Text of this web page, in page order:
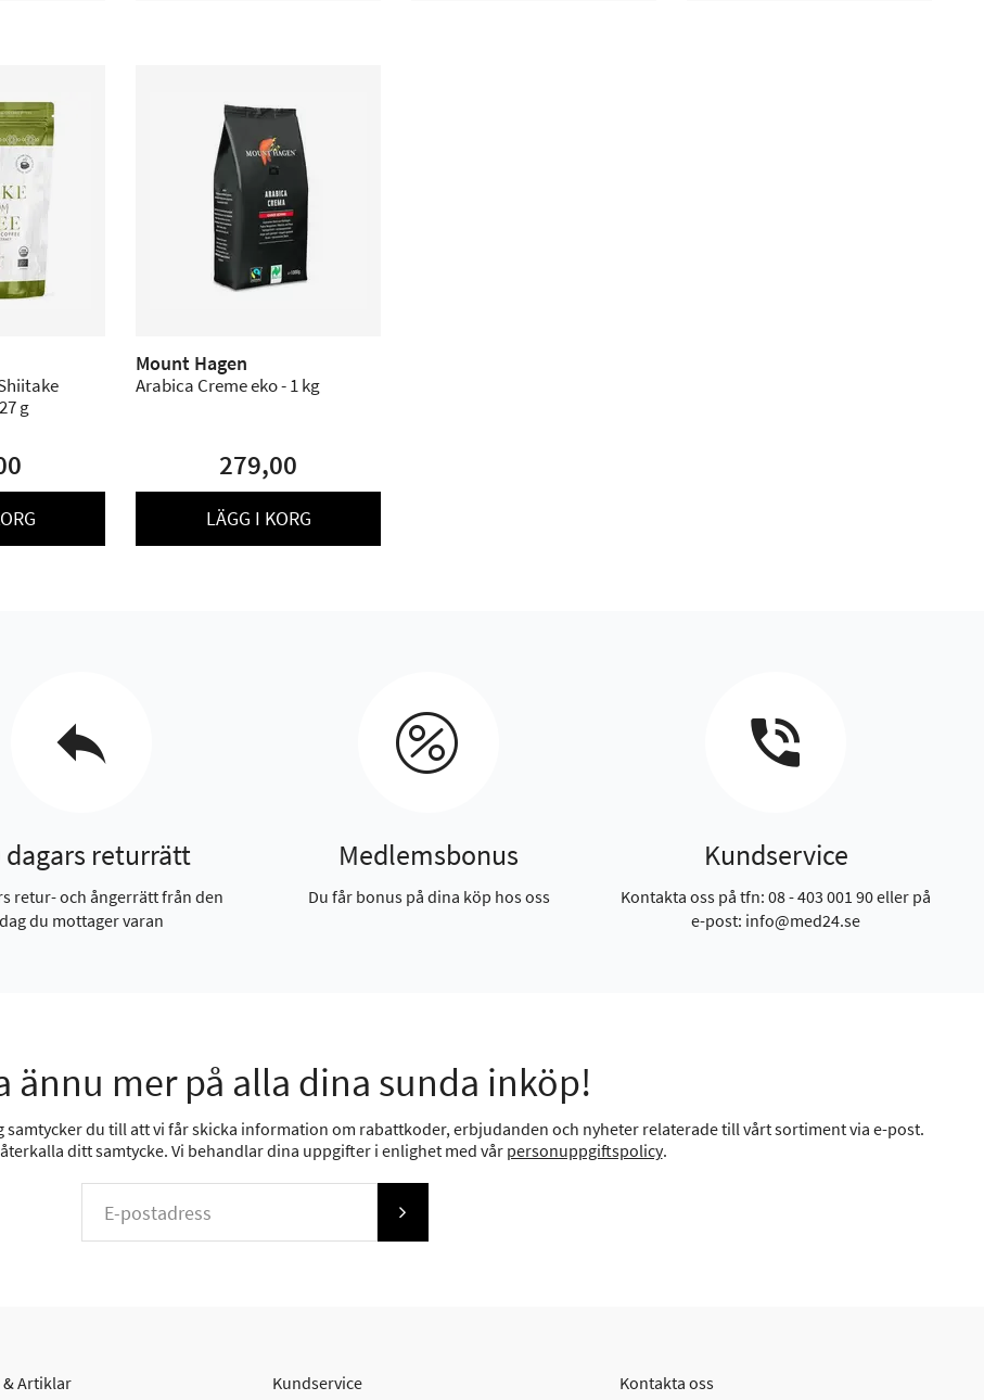
g
Mount Hagen
Arabica Creme eko - 1 kg
279,00
LÄGG I KORG
dagars returrätt
retur- och ångerrätt från den
dag du mottager varan
Medlemsbonus
Du får bonus på dina köp hos oss
Kundservice
Kontakta oss på tfn: 08 - 403 001 90 eller på
e-post: info@med24.se
ännu mer på alla dina sunda inköp!
samtycker du till att vi får skicka information om rabattkoder, erbjudanden och nyheter relaterade till vårt sortiment via e-post.
ditt samtycke. Vi behandlar dina uppgifter i enlighet med vår personuppgiftspolicy.
Artiklar
Kundservice
Kontakta oss